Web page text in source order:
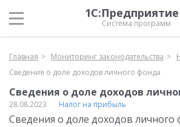
Система программ
Главная Мониторинг законодательства
Сведения о доле доходов личного фонда
Сведения о доле доходов
28.08.2023 Налог на прибыль
Сведения о доле доходов личного